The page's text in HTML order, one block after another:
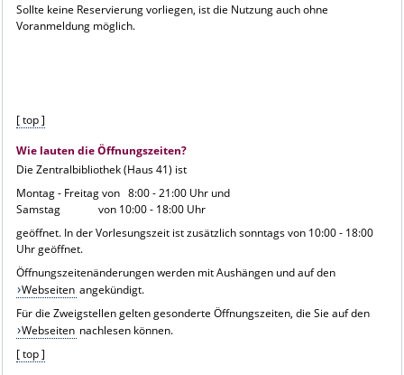
Sollte keine Reservierung vorliegen, ist die Nutzung auch ohne
Voranmeldung möglich.
[ top ]
Wie lauten die Öffnungszeiten?
Die Zentralbibliothek (Haus 41) ist
Montag - Freitag von 8:00 - 21:00 Uhr und
Samstag von 10:00 - 18:00 Uhr
geöffnet. In der Vorlesungszeit ist zusätzlich sonntags von 10:00 - 18:00
Uhr geöffnet.
Öffnungszeitenänderungen werden mit Aushängen und auf den
Webseiten angekündigt.
Für die Zweigstellen gelten gesonderte Öffnungszeiten, die Sie auf den
Webseiten nachlesen können.
[ top ]